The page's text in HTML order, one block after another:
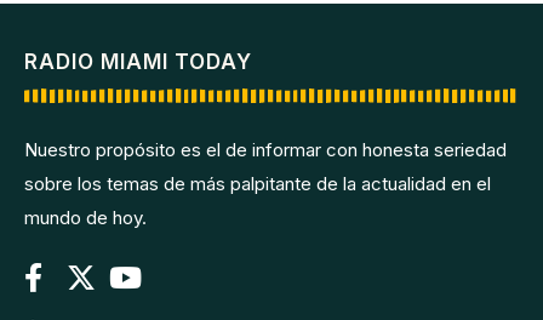
RADIO MIAMI TODAY
Nuestro propósito es el de informar con honesta seriedad
sobre los temas de más palpitante de la actualidad en el
mundo de hoy.